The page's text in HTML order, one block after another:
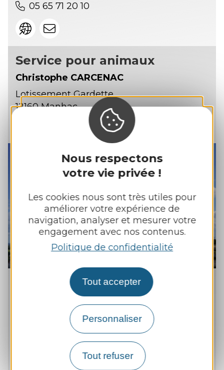
Nous respectons
votre vie privée !
Les cookies nous sont très utiles pour
améliorer votre expérience de
navigation, analyser et mesurer votre
engagement avec nos contenus.
Politique de confidentialité
Tout accepter
Personnaliser
Tout refuser
05 65 71 20 10
Service pour animaux
Christophe CARCENAC
Lotissement Gardette
12160 Manhac
06 07 10 29 82
Société de Montage de Grues dans le
Zone artisanale Lavernhe Beauregard
12160 Manhac
05 65 69 51 75